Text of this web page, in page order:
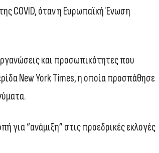
COVID, όταν η Ευρωπαϊκή Ένωση
και προσωπικότητες που
New York Times, η οποία προσπάθησε
για “ανάμιξη” στις προεδρικές εκλογές